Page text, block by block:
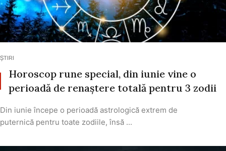
ȘTIRI
Horoscop rune special, din iunie vine o
perioadă de renaștere totală pentru 3 zodii
Din iunie începe o perioadă astrologică extrem de
puternică pentru toate zodiile, însă ...